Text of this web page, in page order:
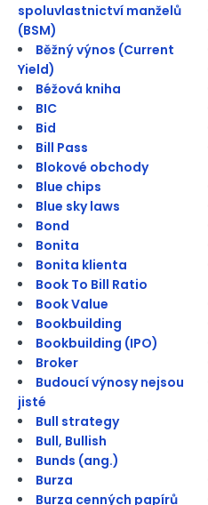
spoluvlastnictví manželů
(BSM)
Běžný výnos (Current
Yield)
Béžová kniha
BIC
Bid
Bill Pass
Blokové obchody
Blue chips
Blue sky laws
Bond
Bonita
Bonita klienta
Book To Bill Ratio
Book Value
Bookbuilding
Bookbuilding (IPO)
Broker
Budoucí výnosy nejsou
jisté
Bull strategy
Bull, Bullish
Bunds (ang.)
Burza
Burza cenných papírů